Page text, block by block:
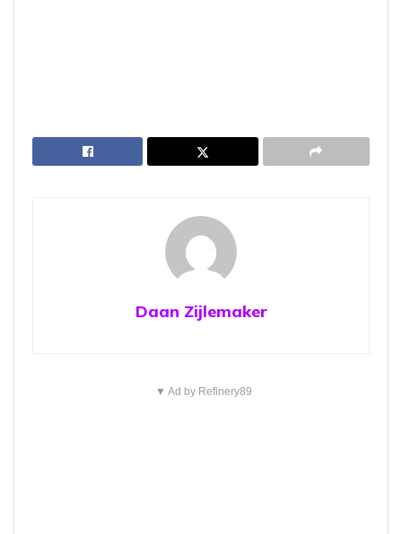
Daan Zijlemaker
▼ Ad by Refinery89